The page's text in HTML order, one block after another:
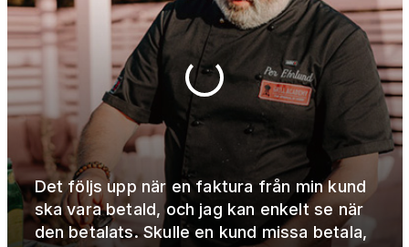
Det följs upp när en faktura från min kund
ska vara betald, och jag kan enkelt se när
den betalats. Skulle en kund missa betala,